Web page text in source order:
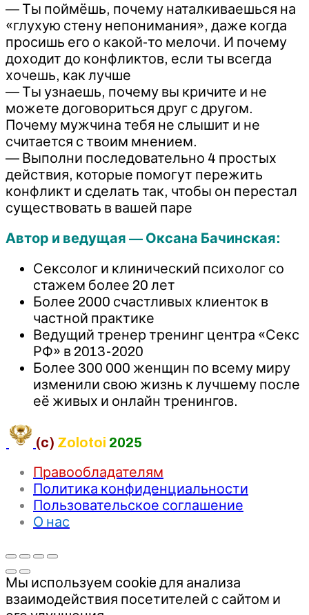
— Ты поймёшь, почему наталкиваешься на
«глухую стену непонимания», даже когда
просишь его о какой-то мелочи. И почему
доходит до конфликтов, если ты всегда
хочешь, как лучше
— Ты узнаешь, почему вы кричите и не
можете договориться друг с другом.
Почему мужчина тебя не слышит и не
считается с твоим мнением.
— Выполни последовательно 4 простых
действия, которые помогут пережить
конфликт и сделать так, чтобы он перестал
существовать в вашей паре
Автор и ведущая — Оксана Бачинская:
Сексолог и клинический психолог со
стажем более 20 лет
Более 2000 счастливых клиенток в
частной практике
Ведущий тренер тренинг центра «Секс
РФ» в 2013-2020
Более 300 000 женщин по всему миру
изменили свою жизнь к лучшему после
её живых и онлайн тренингов.
(c) Zolotoi 2025
Правообладателям
Политика конфиденциальности
Пользовательское соглашение
О нас
Мы используем cookie для анализа
взаимодействия посетителей с сайтом и